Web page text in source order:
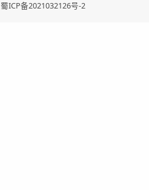
蜀ICP备2021032126号-2